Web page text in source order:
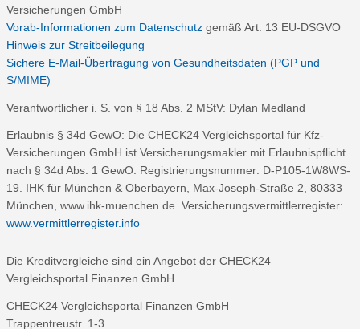
Versicherungen GmbH
Vorab-Informationen zum Datenschutz gemäß Art. 13 EU-DSGVO
Hinweis zur Streitbeilegung
Sichere E-Mail-Übertragung von Gesundheitsdaten (PGP und
S/MIME)
Verantwortlicher i. S. von § 18 Abs. 2 MStV: Dylan Medland
Erlaubnis § 34d GewO: Die CHECK24 Vergleichsportal für Kfz-
Versicherungen GmbH ist Versicherungsmakler mit Erlaubnispflicht
nach § 34d Abs. 1 GewO. Registrierungsnummer: D-P105-1W8WS-
19. IHK für München & Oberbayern, Max-Joseph-Straße 2, 80333
München, www.ihk-muenchen.de. Versicherungsvermittlerregister:
www.vermittlerregister.info
Die Kreditvergleiche sind ein Angebot der CHECK24
Vergleichsportal Finanzen GmbH
CHECK24 Vergleichsportal Finanzen GmbH
Trappentreustr. 1-3